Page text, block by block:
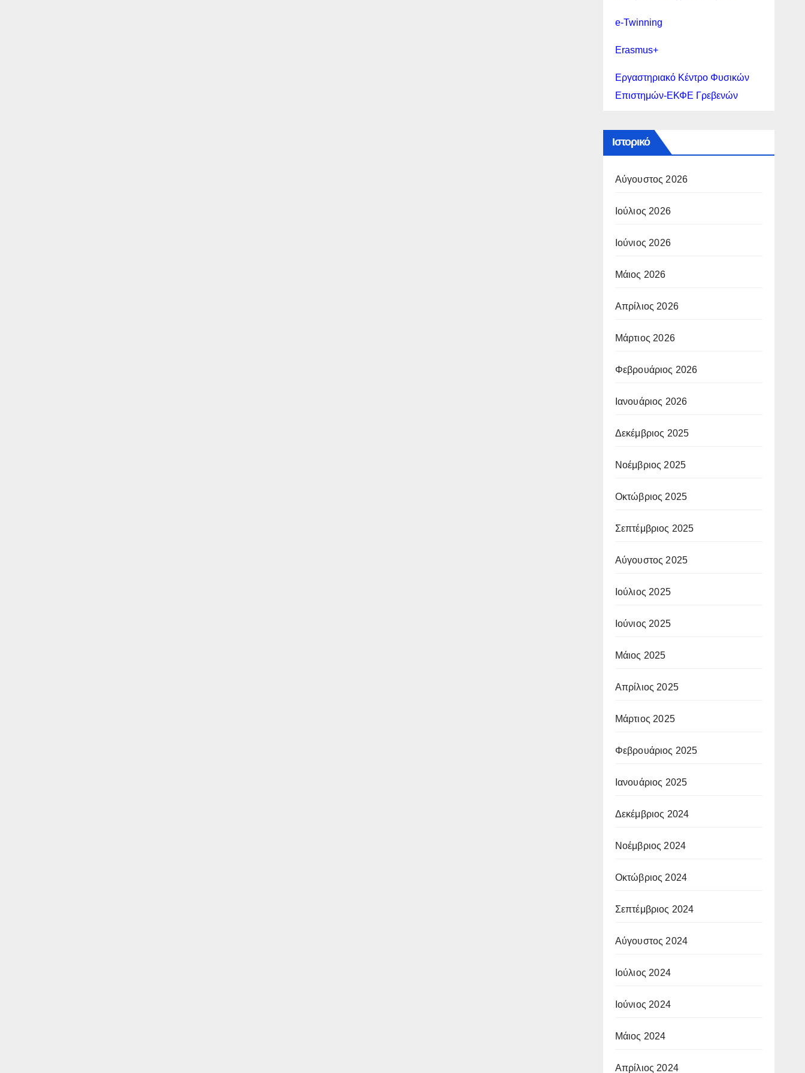
e-Twinning
Erasmus+
Εργαστηριακό Κέντρο Φυσικών
Επιστημών-ΕΚΦΕ Γρεβενών
Ιστορικό
Αύγουστος 2026
Ιούλιος 2026
Ιούνιος 2026
Μάιος 2026
Απρίλιος 2026
Μάρτιος 2026
Φεβρουάριος 2026
Ιανουάριος 2026
Δεκέμβριος 2025
Νοέμβριος 2025
Οκτώβριος 2025
Σεπτέμβριος 2025
Αύγουστος 2025
Ιούλιος 2025
Ιούνιος 2025
Μάιος 2025
Απρίλιος 2025
Μάρτιος 2025
Φεβρουάριος 2025
Ιανουάριος 2025
Δεκέμβριος 2024
Νοέμβριος 2024
Οκτώβριος 2024
Σεπτέμβριος 2024
Αύγουστος 2024
Ιούλιος 2024
Ιούνιος 2024
Μάιος 2024
Απρίλιος 2024